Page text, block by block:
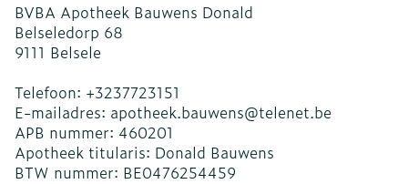
BVBA Apotheek Bauwens Donald
Belseledorp 68
9111 Belsele
Telefoon: +3237723151
E-mailadres: apotheek.bauwens@telenet.be
APB nummer: 460201
Apotheek titularis: Donald Bauwens
BTW nummer: BE0476254459